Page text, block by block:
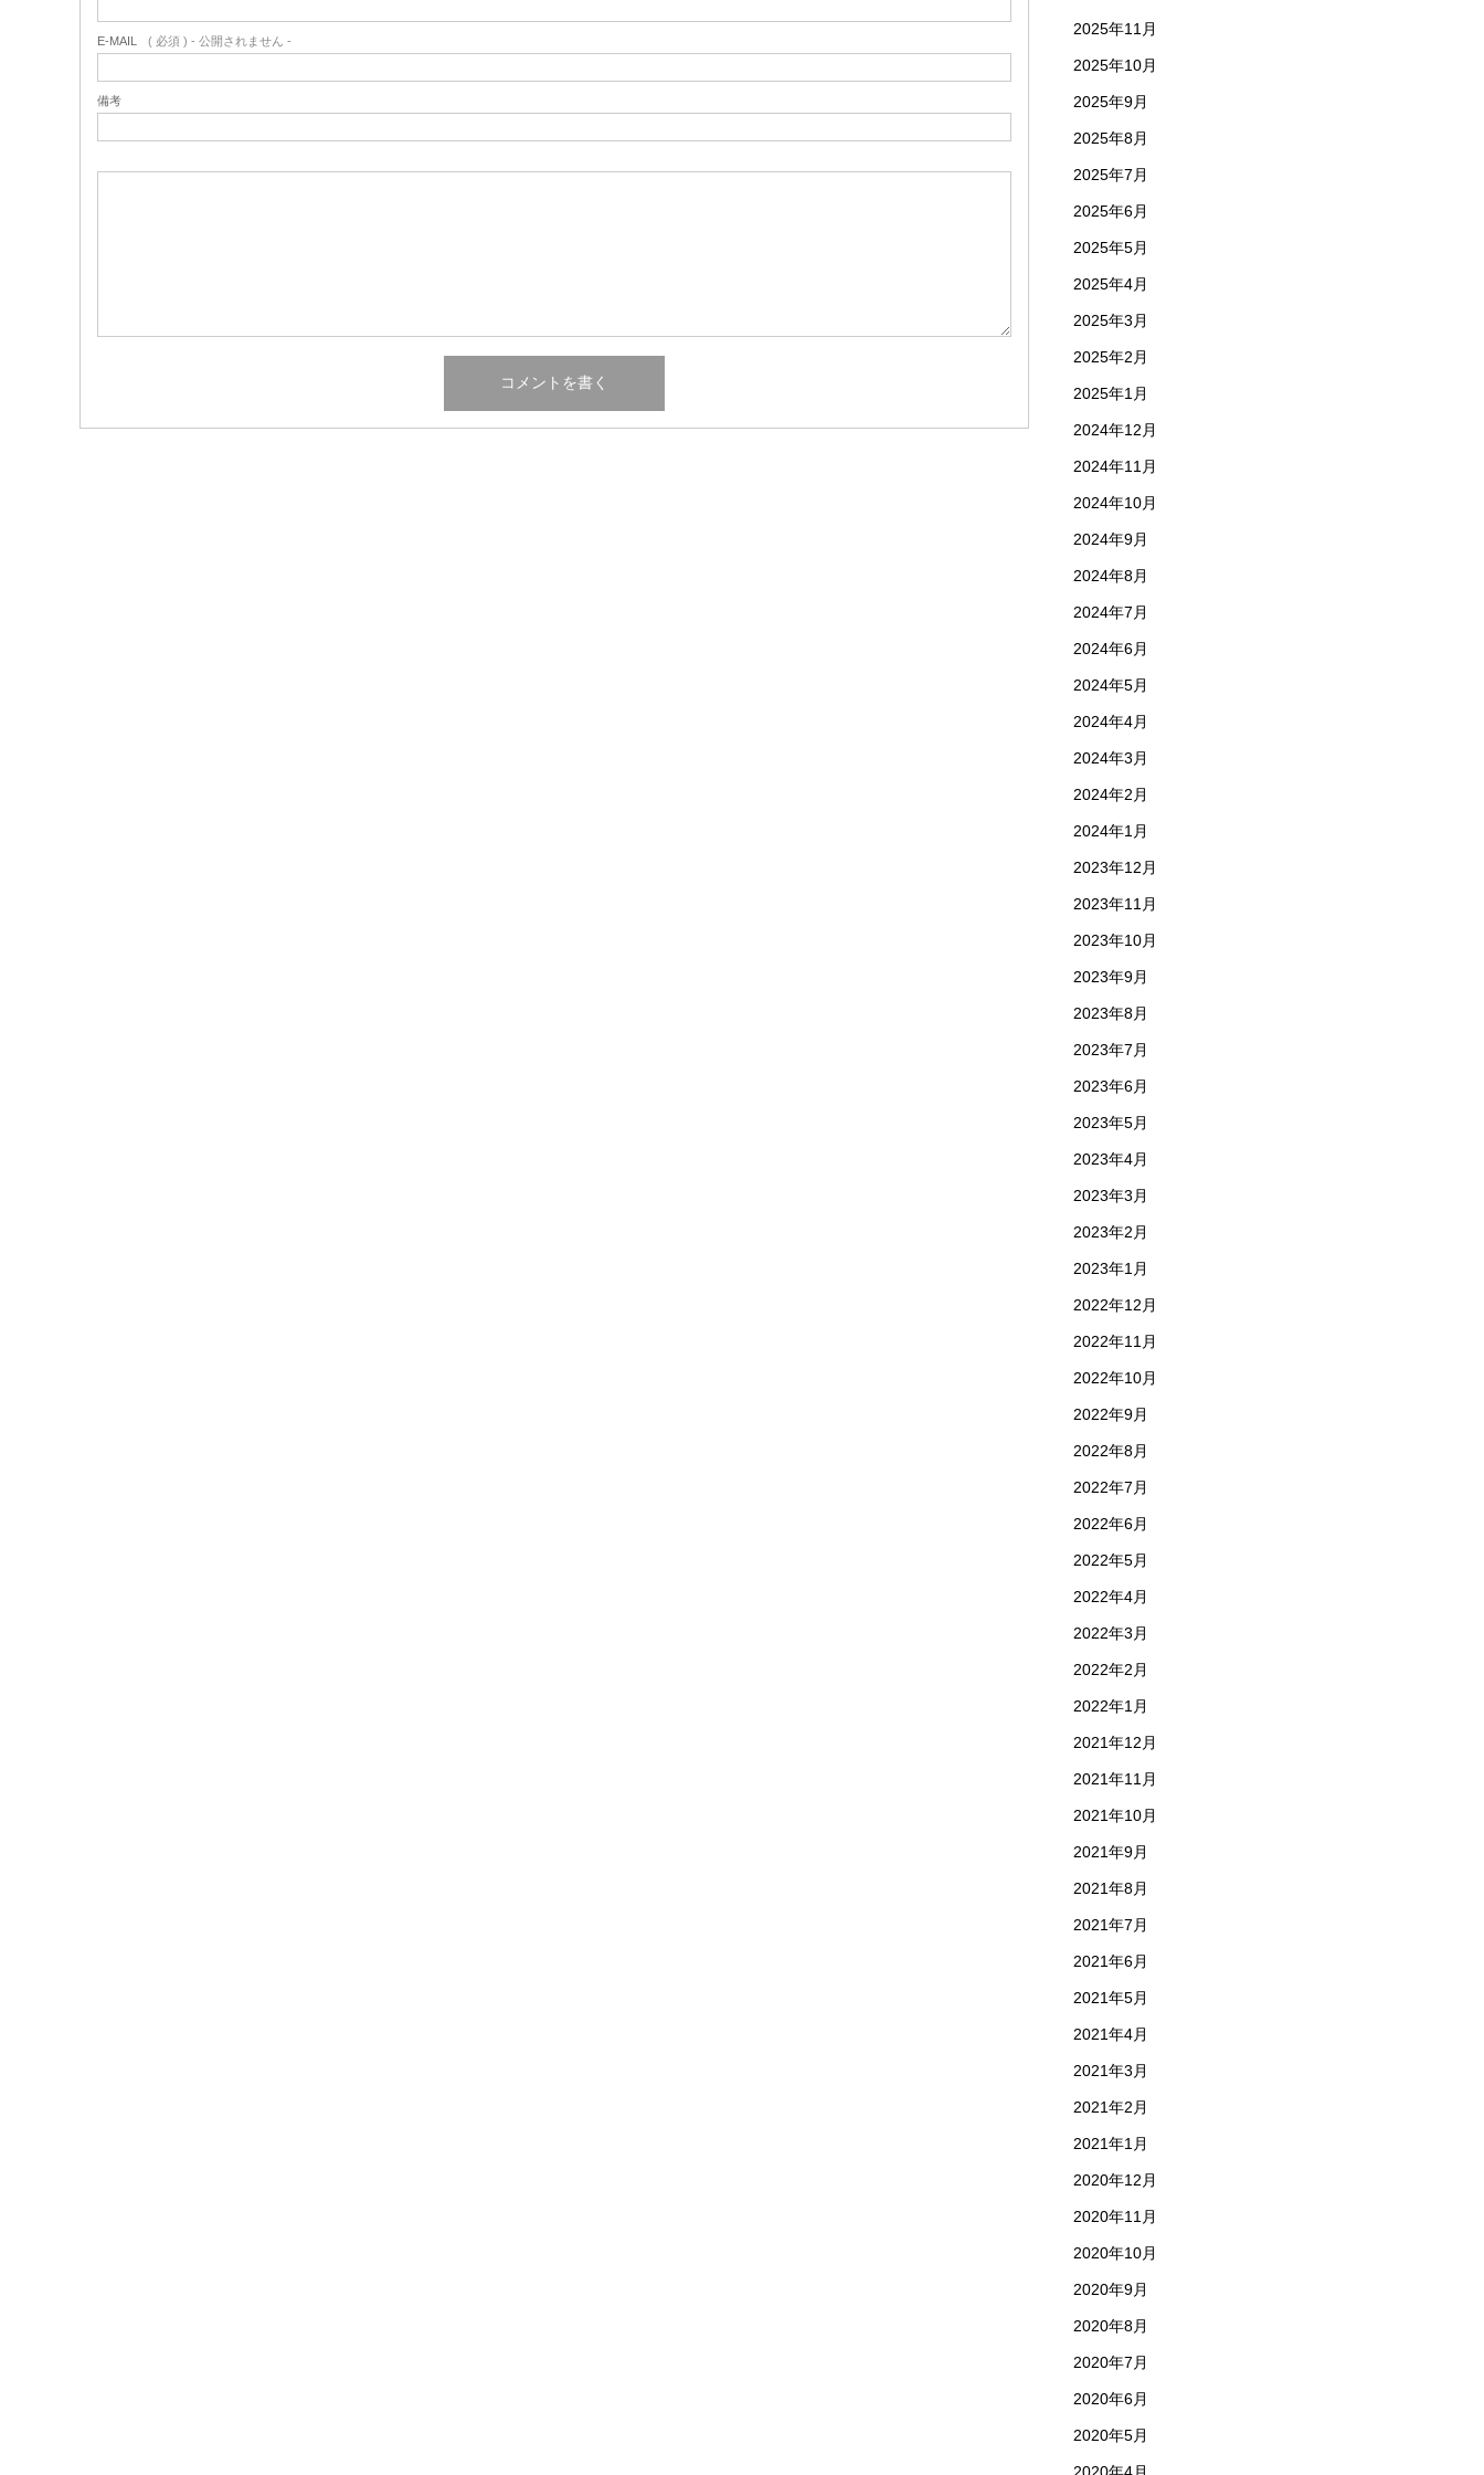
E-MAIL ( 必須 ) - 公開されません -
備考
2025年11月
2025年10月
2025年9月
2025年8月
2025年7月
2025年6月
2025年5月
2025年4月
2025年3月
2025年2月
2025年1月
2024年12月
2024年11月
2024年10月
2024年9月
2024年8月
2024年7月
2024年6月
2024年5月
2024年4月
2024年3月
2024年2月
2024年1月
2023年12月
2023年11月
2023年10月
2023年9月
2023年8月
2023年7月
2023年6月
2023年5月
2023年4月
2023年3月
2023年2月
2023年1月
2022年12月
2022年11月
2022年10月
2022年9月
2022年8月
2022年7月
2022年6月
2022年5月
2022年4月
2022年3月
2022年2月
2022年1月
2021年12月
2021年11月
2021年10月
2021年9月
2021年8月
2021年7月
2021年6月
2021年5月
2021年4月
2021年3月
2021年2月
2021年1月
2020年12月
2020年11月
2020年10月
2020年9月
2020年8月
2020年7月
2020年6月
2020年5月